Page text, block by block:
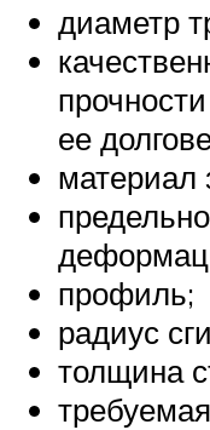
диаметр
ее
материал
профиль;
радиус
толщина